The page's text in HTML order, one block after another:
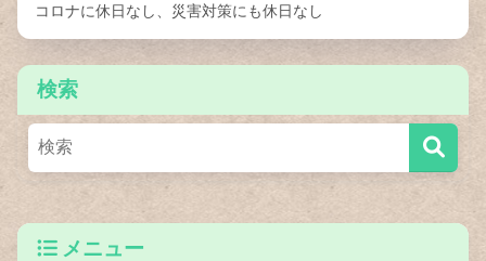
コロナに休日なし、災害対策にも休日なし
検索
メニュー